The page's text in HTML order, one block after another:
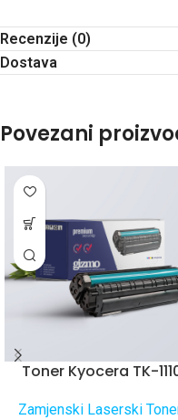
Recenzije (0)
Dostava
Povezani
Toner Kyocera TK-
Zamjenski Laserski